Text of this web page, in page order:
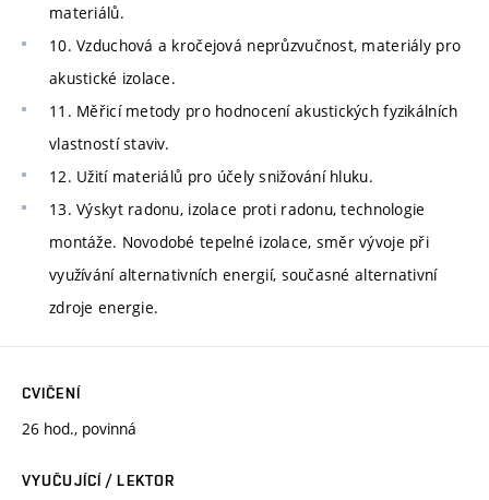
materiálů.
10. Vzduchová a kročejová neprůzvučnost, materiály pro
akustické izolace.
11. Měřicí metody pro hodnocení akustických fyzikálních
vlastností staviv.
12. Užití materiálů pro účely snižování hluku.
13. Výskyt radonu, izolace proti radonu, technologie
montáže. Novodobé tepelné izolace, směr vývoje při
využívání alternativních energií, současné alternativní
zdroje energie.
CVIČENÍ
26 hod., povinná
VYUČUJÍCÍ / LEKTOR